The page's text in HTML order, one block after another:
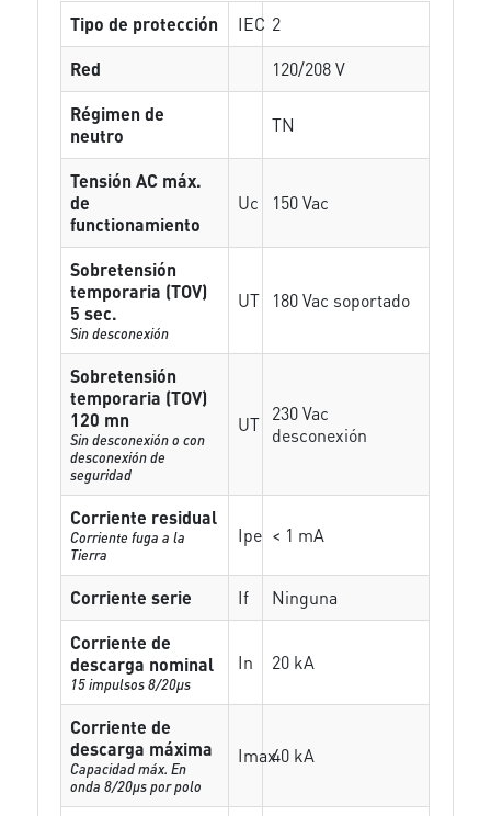
Tipo de protección IEC 2
Red
120/208 V
Régimen de
neutro
TN
Tensión AC máx.
de
functionamiento
Uc 150 Vac
Sobretensión
temporaria (TOV)
5 sec.
Sin desconexión
UT 180 Vac soportado
Sobretensión
temporaria (TOV)
120 mn
Sin desconexión o con
desconexión de
seguridad
UT 230 Vac
desconexión
Corriente residual
Corriente fuga a la
Tierra
Ipe < 1 mA
Corriente serie If
Ninguna
Corriente de
descarga nominal
15 impulsos 8/20µs
In 20 kA
Corriente de
descarga máxima
Capacidad máx. En
onda 8/20µs por polo
Imax40 kA